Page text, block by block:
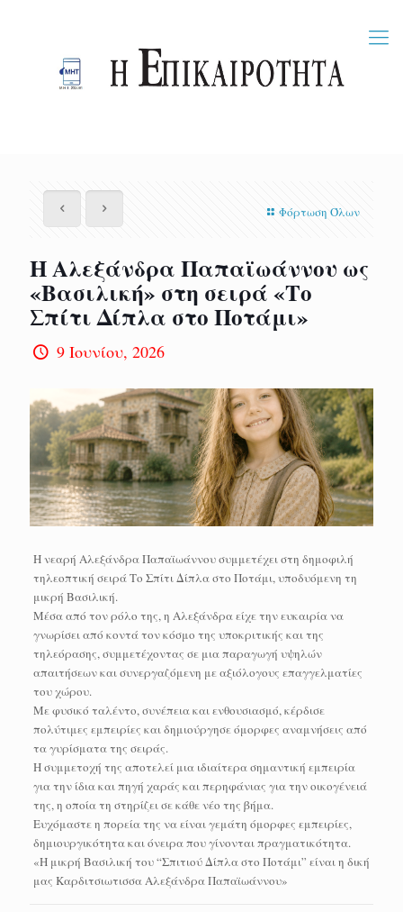
Φόρτωση Όλων
Η Αλεξάνδρα Παπαϊωάννου ως
«Βασιλική» στη σειρά «Το
Σπίτι Δίπλα στο Ποτάμι»
9 Ιουνίου, 2026
Η νεαρή Αλεξάνδρα Παπαϊωάννου συμμετέχει στη δημοφιλή
τηλεοπτική σειρά Το Σπίτι Δίπλα στο Ποτάμι, υποδυόμενη τη
μικρή Βασιλική.
Μέσα από τον ρόλο της, η Αλεξάνδρα είχε την ευκαιρία να
γνωρίσει από κοντά τον κόσμο της υποκριτικής και της
τηλεόρασης, συμμετέχοντας σε μια παραγωγή υψηλών
απαιτήσεων και συνεργαζόμενη με αξιόλογους επαγγελματίες
του χώρου.
Με φυσικό ταλέντο, συνέπεια και ενθουσιασμό, κέρδισε
πολύτιμες εμπειρίες και δημιούργησε όμορφες αναμνήσεις από
τα γυρίσματα της σειράς.
Η συμμετοχή της αποτελεί μια ιδιαίτερα σημαντική εμπειρία
για την ίδια και πηγή χαράς και περηφάνιας για την οικογένειά
της, η οποία τη στηρίζει σε κάθε νέο της βήμα.
Ευχόμαστε η πορεία της να είναι γεμάτη όμορφες εμπειρίες,
δημιουργικότητα και όνειρα που γίνονται πραγματικότητα.
«Η μικρή Βασιλική του “Σπιτιού Δίπλα στο Ποτάμι” είναι η δική
μας Καρδιτσιωτισσα Αλεξάνδρα Παπαϊωάννου»